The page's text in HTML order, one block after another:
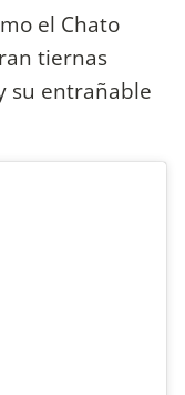
el Chato
tiernas
su entrañable